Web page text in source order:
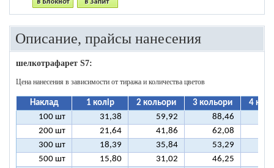
Описание, прайсы нанесения
шелкотрафарет S7:
Цена нанесения в зависимости от тиража и количества цветов
Наклад 1 колір 2 кольори 3 кольори
4
100 шт
31,38 59,92 88,46
200 шт
21,64 41,86 62,08
300 шт
18,39 35,84 53,29
500 шт
15,80 31,02 46,25